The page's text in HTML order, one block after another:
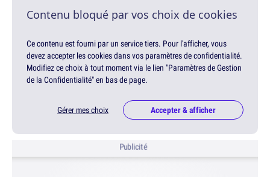
Contenu bloqué par vos choix de cookies
Ce contenu est fourni par un service tiers. Pour l'afficher, vous
devez accepter les cookies dans vos paramètres de confidentialité.
Modifiez ce choix à tout moment via le lien "Paramètres de Gestion
de la Confidentialité" en bas de page.
Gérer mes choix Accepter & afficher
Publicité